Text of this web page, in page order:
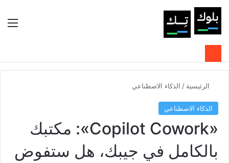
بحثالوضع
الرئيسية / الذكاء الاصطناعي
الذكاء الاصطناعي
«Copilot Cowork»: مكتبك
بالكامل في جيبك، هل ستفوض